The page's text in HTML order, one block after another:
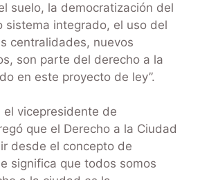
suelo, la democratización del
sistema integrado, el uso del
centralidades, nuevos
son parte del derecho a la
en este proyecto de ley”.
el vicepresidente de
que el Derecho a la Ciudad
desde el concepto de
significa que todos somos